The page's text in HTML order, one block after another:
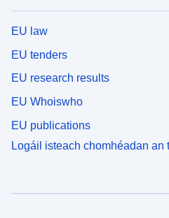
EU law
EU tenders
EU research results
EU Whoiswho
EU publications
Logáil isteach chomhéadan an